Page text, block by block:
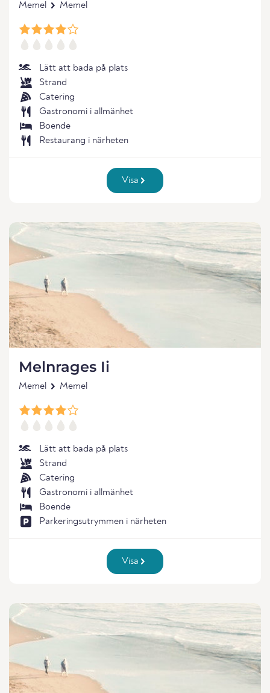
Memel Memel
Lätt att bada på plats
Strand
Catering
Gastronomi i allmänhet
Boende
Restaurang i närheten
Visa
Melnrages Ii
Memel Memel
Lätt att bada på plats
Strand
Catering
Gastronomi i allmänhet
Boende
Parkeringsutrymmen i närheten
Visa